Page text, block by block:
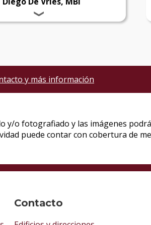
y más información
Contacto